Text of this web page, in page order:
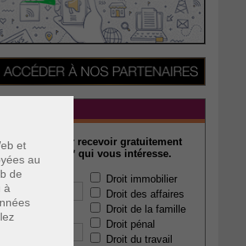
et
au
de
à
vous pour recevoir gratuitement
juridique* qui vous intéresse.
mail :
code postal :
Droit immobilier
Droit des affaires
Droit de la famille
Droit pénal
Droit du travail